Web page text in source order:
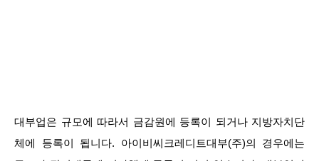
대부업은 규모에 따라서 금감원에 등록이 되거나 지방자치단
체에 등록이 됩니다. 아이비씨크레디트대부(주)의 경우에는